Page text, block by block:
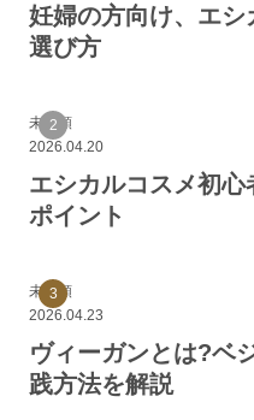
妊婦の方向け、エ
選び方
未分類
2026.04.20
エシカルコスメ初
ポイント
未分類
2026.04.23
ヴィーガンとは?ベ
践方法を解説